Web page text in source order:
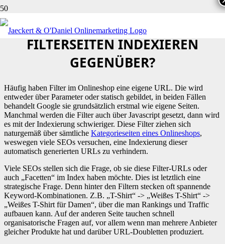
WIE STEHT IHR DEM THEMA
FILTERSEITEN INDEXIEREN
GEGENÜBER?
Häufig haben Filter im Onlineshop eine eigene URL. Die wird
entweder über Parameter oder statisch gebildet, in beiden Fällen
behandelt Google sie grundsätzlich erstmal wie eigene Seiten.
Manchmal werden die Filter auch über Javascript gesetzt, dann wird
es mit der Indexierung schwieriger. Diese Filter ziehen sich
naturgemäß über sämtliche Kategorieseiten eines Onlineshops,
weswegen viele SEOs versuchen, eine Indexierung dieser
automatisch generierten URLs zu verhindern.
Viele SEOs stellen sich die Frage, ob sie diese Filter-URLs oder
auch „Facetten“ im Index haben möchte. Dies ist letztlich eine
strategische Frage. Denn hinter den Filtern stecken oft spannende
Keyword-Kombinationen. Z.B. „T-Shirt“ -> „Weißes T-Shirt“ ->
„Weißes T-Shirt für Damen“, über die man Rankings und Traffic
aufbauen kann. Auf der anderen Seite tauchen schnell
organisatorische Fragen auf, vor allem wenn man mehrere Anbieter
gleicher Produkte hat und darüber URL-Doubletten produziert.